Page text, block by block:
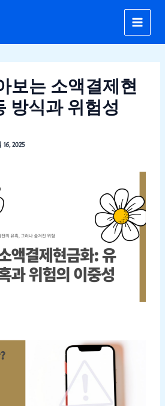
보는 소액결제현
방식과 위험성
16, 2025